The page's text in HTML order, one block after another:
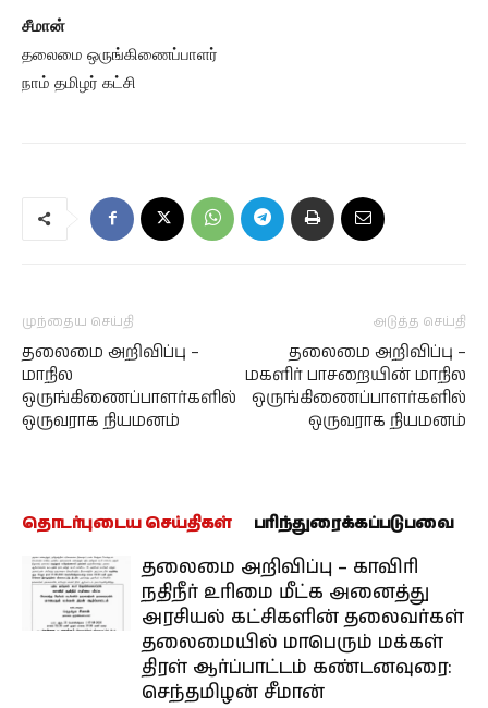
சீமான்
தலைமை ஒருங்கிணைப்பாளர்
நாம் தமிழர் கட்சி
முந்தைய செய்தி
தலைமை அறிவிப்பு –
மாநில
ஒருங்கிணைப்பாளர்களில்
ஒருவராக நியமனம்
அடுத்த செய்தி
தலைமை அறிவிப்பு –
மகளிர் பாசறையின் மாநில
ஒருங்கிணைப்பாளர்களில்
ஒருவராக நியமனம்
தொடர்புடைய செய்திகள் பரிந்துரைக்கப்படுபவை
தலைமை அறிவிப்பு – காவிரி
நதிநீர் உரிமை மீட்க அனைத்து
அரசியல் கட்சிகளின் தலைவர்கள்
தலைமையில் மாபெரும் மக்கள்
திரள் ஆர்ப்பாட்டம் கண்டனவுரை:
செந்தமிழன் சீமான்